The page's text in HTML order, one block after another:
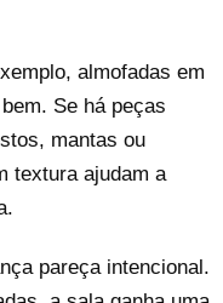
almofadas em
Se há peças
mantas ou
textura ajudam a
pareça intencional.